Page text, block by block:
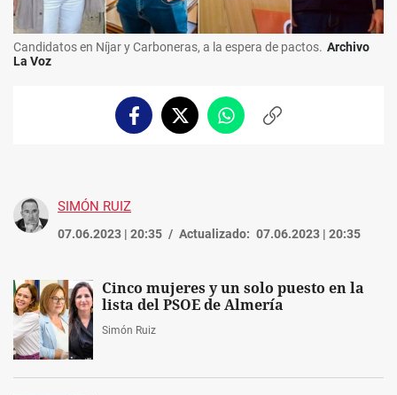
Candidatos en Níjar y Carboneras, a la espera de pactos. Archivo
La Voz
FacebookTwitterWhatsappCopiar
SIMÓN RUIZ
07.06.2023 | 20:35 Actualizado: 07.06.2023 | 20:35
Cinco mujeres y un solo puesto en la
lista del PSOE de Almería
Simón Ruiz